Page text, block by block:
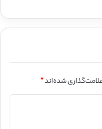
شده‌اند*